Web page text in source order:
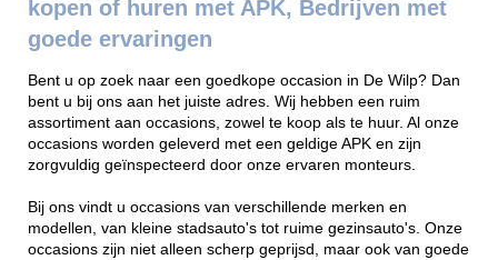
kopen of huren met APK, Bedrijven met
goede ervaringen
Bent u op zoek naar een goedkope occasion in De Wilp? Dan
bent u bij ons aan het juiste adres. Wij hebben een ruim
assortiment aan occasions, zowel te koop als te huur. Al onze
occasions worden geleverd met een geldige APK en zijn
zorgvuldig geïnspecteerd door onze ervaren monteurs.
Bij ons vindt u occasions van verschillende merken en
modellen, van kleine stadsauto's tot ruime gezinsauto's. Onze
occasions zijn niet alleen scherp geprijsd, maar ook van goede